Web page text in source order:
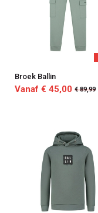
Broek Ballin
Vanaf € 45,00 € 89,99